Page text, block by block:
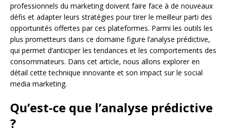
professionnels du marketing doivent faire face à de nouveaux
défis et adapter leurs stratégies pour tirer le meilleur parti des
opportunités offertes par ces plateformes. Parmi les outils les
plus prometteurs dans ce domaine figure l’analyse prédictive,
qui permet d’anticiper les tendances et les comportements des
consommateurs. Dans cet article, nous allons explorer en
détail cette technique innovante et son impact sur le social
media marketing.
Qu’est-ce que l’analyse prédictive
?